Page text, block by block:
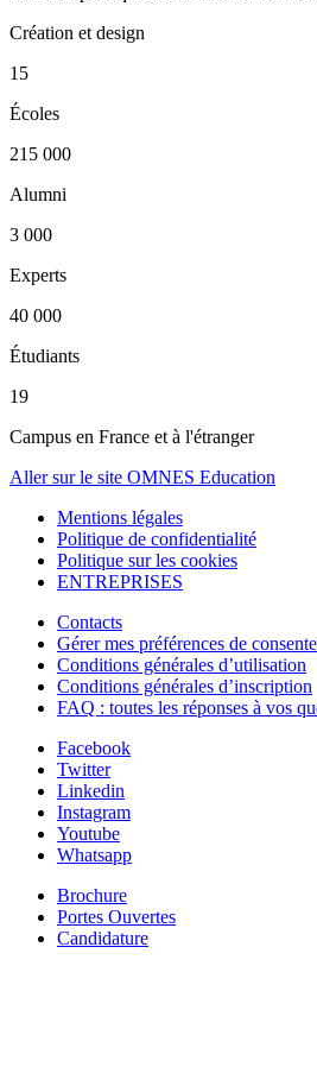
Création et design
15
Écoles
215 000
Alumni
3 000
Experts
40 000
Étudiants
19
Campus en France et à l'étranger
Aller sur le site OMNES Education
Mentions légales
Politique de confidentialité
Politique sur les cookies
ENTREPRISES
Contacts
Gérer mes préférences de
Conditions générales d’utilisation
Conditions générales d’inscription
FAQ : toutes les réponses à vos
Facebook
Twitter
Linkedin
Instagram
Youtube
Whatsapp
Brochure
Portes Ouvertes
Candidature